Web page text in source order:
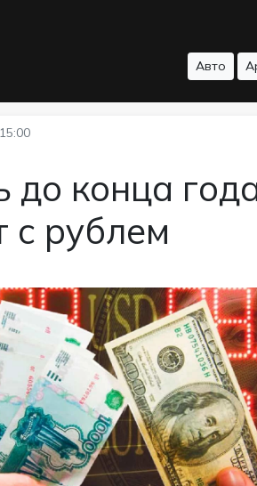
Авто
до конца
с рублем